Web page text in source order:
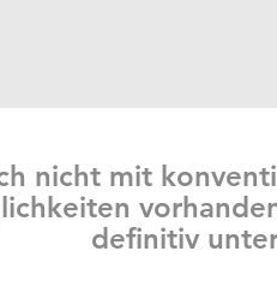
nicht mit
definitiv